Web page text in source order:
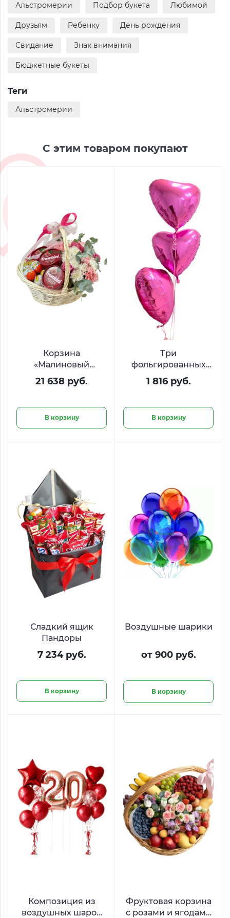
Альстромерии Подбор букета Любимой
Друзьям Ребенку День рождения
Свидание Знак внимания
Бюджетные букеты
Теги
Альстромерии
С этим товаром покупают
Корзина
«Малиновый
рассвет» с цветами,
Киндер Сюрприз и
21 638 руб.
В корзину
Три
фольгированных
шара в форме
сердца
1 816 руб.
В корзину
Сладкий ящик
Пандоры
7 234 руб.
В корзину
Воздушные шарики
от 900 руб.
В корзину
Композиция из
воздушных шаров
Фруктовая корзина
с розами и ягодами